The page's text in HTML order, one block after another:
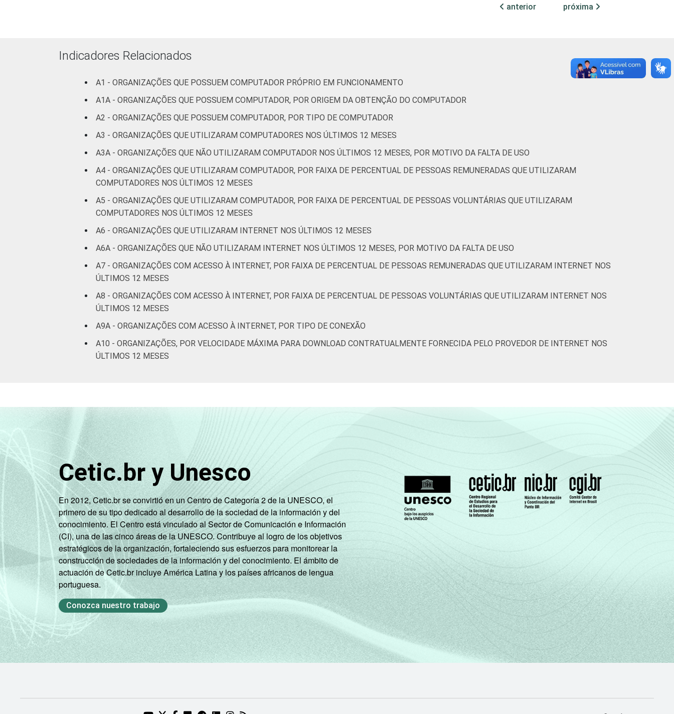
Religião
Saúde e assistência social 37
Outros 57 68 18 11
Tecnologias de Informação e Comunicação nas organizações sem fins lucrativos brasileiras - TIC Organizações Sem Fins Lucrativos 2016
anterior próxima
Indicadores Relacionados
A1 - ORGANIZAÇÕES QUE POSSUEM COMPUTADOR PRÓPRIO EM FUNCIONAMENTO
A1A - ORGANIZAÇÕES QUE POSSUEM COMPUTADOR, POR ORIGEM DA OBTENÇÃO DO COMPUTADOR
A2 - ORGANIZAÇÕES QUE POSSUEM COMPUTADOR, POR TIPO DE COMPUTADOR
A3 - ORGANIZAÇÕES QUE UTILIZARAM COMPUTADORES NOS ÚLTIMOS 12 MESES
A3A - ORGANIZAÇÕES QUE NÃO UTILIZARAM COMPUTADOR NOS ÚLTIMOS 12 MESES, POR MOTIVO DA FALTA DE USO
A4 - ORGANIZAÇÕES QUE UTILIZARAM COMPUTADOR, POR FAIXA DE PERCENTUAL DE PESSOAS REMUNERADAS QUE UTILIZARAM
COMPUTADORES NOS ÚLTIMOS 12 MESES
A5 - ORGANIZAÇÕES QUE UTILIZARAM COMPUTADOR, POR FAIXA DE PERCENTUAL DE PESSOAS VOLUNTÁRIAS QUE UTILIZARAM
COMPUTADORES NOS ÚLTIMOS 12 MESES
A6 - ORGANIZAÇÕES QUE UTILIZARAM INTERNET NOS ÚLTIMOS 12 MESES
A6A - ORGANIZAÇÕES QUE NÃO UTILIZARAM INTERNET NOS ÚLTIMOS 12 MESES, POR MOTIVO DA FALTA DE USO
A7 - ORGANIZAÇÕES COM ACESSO À INTERNET, POR FAIXA DE PERCENTUAL DE PESSOAS REMUNERADAS QUE UTILIZARAM INTERNET NOS
ÚLTIMOS 12 MESES
A8 - ORGANIZAÇÕES COM ACESSO À INTERNET, POR FAIXA DE PERCENTUAL DE PESSOAS VOLUNTÁRIAS QUE UTILIZARAM INTERNET NOS
ÚLTIMOS 12 MESES
A9A - ORGANIZAÇÕES COM ACESSO À INTERNET, POR TIPO DE CONEXÃO
A10 - ORGANIZAÇÕES, POR VELOCIDADE MÁXIMA PARA DOWNLOAD CONTRATUALMENTE FORNECIDA PELO PROVEDOR DE INTERNET NOS
ÚLTIMOS 12 MESES
Cetic.br y Unesco
En 2012, Cetic.br se convirtió en un Centro de Categoría 2 de la UNESCO, el
primero de su tipo dedicado al desarrollo de la sociedad de la información y del
conocimiento. El Centro está vinculado al Sector de Comunicación e Información
(CI), una de las cinco áreas de la UNESCO. Contribuye al logro de los objetivos
estratégicos de la organización, fortaleciendo sus esfuerzos para monitorear la
construcción de sociedades de la información y del conocimiento. El ámbito de
actuación de Cetic.br incluye América Latina y los países africanos de lengua
portuguesa.
Conozca nuestro trabajo